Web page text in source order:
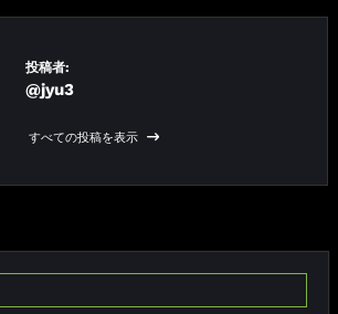
投稿者:
@jyu3
すべての投稿を表示